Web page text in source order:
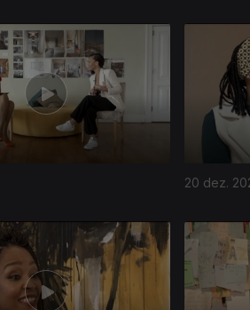
20 dez.